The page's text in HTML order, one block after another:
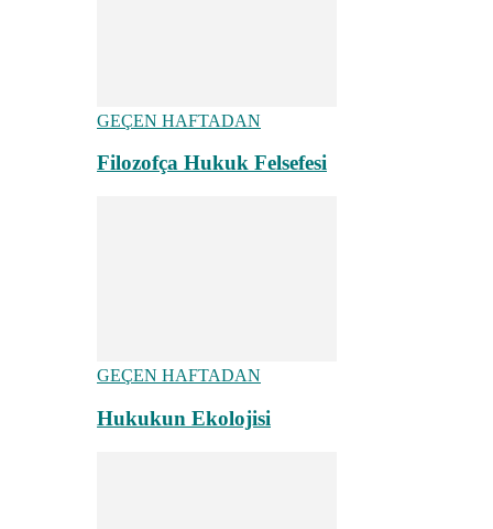
GEÇEN HAFTADAN
Filozofça Hukuk Felsefesi
GEÇEN HAFTADAN
Hukukun Ekolojisi